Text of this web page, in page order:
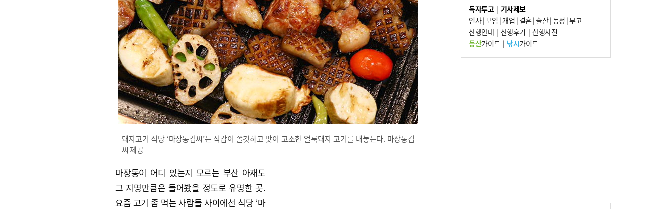
돼지고기 식당 ‘마장동김씨’는 식감이 쫄깃하고 맛이 고소한 얼룩돼지 고기를 내놓는다. 마장동김
씨 제공
마장동이 어디 있는지 모르는 부산 아재도
그 지명만큼은 들어봤을 정도로 유명한 곳.
요즘 고기 좀 먹는 사람들 사이에선 식당 ‘마
7
‘혐오표현’ 쓰면 지방공무원 최대 파면까지
중징계
8
부산 해운대구 아파트 14층서 불…실외기
과열 추정
독자투고| 기사제보
인사|모임 | 개업 | 결혼|출산|동정 |부고
산행안내 | 산행후기 | 산행사진
등산가이드| 낚시가이드